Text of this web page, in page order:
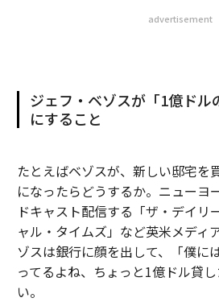
advertisement
ジェフ・ベゾスが「1億ドル
にすること
たとえばベゾスが、新しい邸宅を
になったらどうするか。ニューヨ
ドキャスト配信する「ザ・デイリ
ャル・タイムズ」など英米メディ
ゾスは銀行に顔を出して、「僕に
ってるよね、ちょっと1億ドル貸
い。